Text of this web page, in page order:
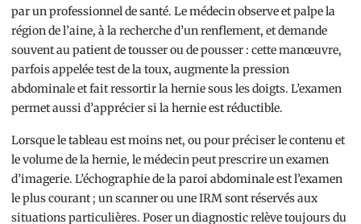
par un professionnel de santé. Le médecin observe et palpe la
région de l’aine, à la recherche d’un renflement, et demande
souvent au patient de tousser ou de pousser : cette manœuvre,
parfois appelée test de la toux, augmente la pression
abdominale et fait ressortir la hernie sous les doigts. L’examen
permet aussi d’apprécier si la hernie est réductible.
Lorsque le tableau est moins net, ou pour préciser le contenu et
le volume de la hernie, le médecin peut prescrire un examen
d’imagerie. L’échographie de la paroi abdominale est l’examen
le plus courant ; un scanner ou une IRM sont réservés aux
situations particulières. Poser un diagnostic relève toujours du